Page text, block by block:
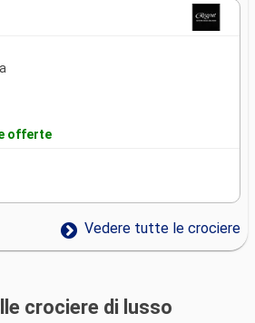
offerte
Vedere tutte le crociere
crociere di lusso